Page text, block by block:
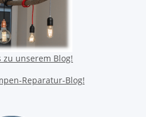
zu unserem Blog!
Reparatur-Blog!